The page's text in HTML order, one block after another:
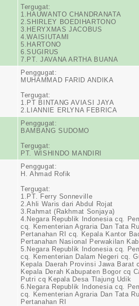
Tergugat:
1.HAUWANTO CHANDRANATA
2.SHIRLEY BOEDIHARTONO
3.HERYXMAS JACOBUS
4.WAISIUTAMI
5.HARTONO
6.SUGIRUS
7.PT. JAVANA ARTHA BUANA
Penggugat:
MUHAMMAD FARID ANDIKA
Tergugat:
1.PT BINTANG AVIASI JAYA
2.LIANNIE ERLYNA FEBRICA
Penggugat:
BAMBANG SUDOMO
Tergugat:
PT. WISHINDO MANDIRI
Penggugat:
H. Ahmad Rofik
Tergugat:
1.PT. Ferry Sonneville
2.Ahli Waris dari Abdul Rojat
3.Rahmat (Rakhmat Sonjaya)
4.Negara Republik Indonesia cq.
cq. Kementerian Agraria Dan Tata
Pertanahan RI cq. Kepala Kantor
Pertanahan Nasional Perwakilan
5.Negara Republik Indonesia cq.
cq. Kementerian Dalam Negeri cq.
Kepala Daerah Provinsi Jawa Barat
Kepala Derah Kabupaten Bogor cq
Putri cq Kepala Desa Tlajung Udik
6.Negara Republik Indonesia cq.
cq. Kementerian Agraria Dan Tata
Pertanahan RI